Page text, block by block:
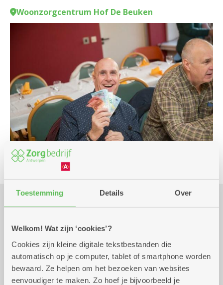
Toestemming Details Over
Welkom! Wat zijn ‘cookies’?
Cookies zijn kleine digitale tekstbestanden die
automatisch op je computer, tablet of smartphone worden
bewaard. Ze helpen om het bezoeken van websites
eenvoudiger te maken. Zo hoef je bijvoorbeeld je
Woonzorgcentrum Hof De Beuken
donderdag 27 augustus
2026
11.30 uur tot 12.00